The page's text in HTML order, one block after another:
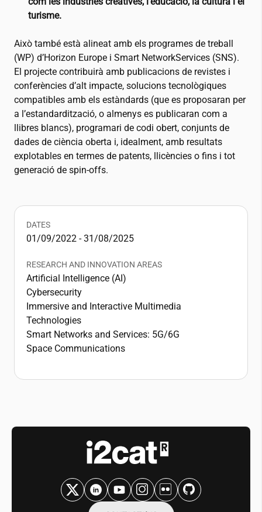
turisme.
Això també està alineat amb els programes de treball
(WP) d’Horizon Europe i Smart NetworkServices (SNS).
El projecte contribuirà amb publicacions de revistes i
conferències d’alt impacte, solucions tecnològiques
compatibles amb els estàndards (que es proposaran per
a l’estandardització, o almenys es publicaran com a
llibres blancs), programari de codi obert, conjunts de
dades de ciència oberta i, idealment, amb resultats
explotables en termes de patents, llicències o fins i tot
generació de spin-offs.
DATES
01/09/2022 - 31/08/2025
RESEARCH AND INNOVATION AREAS
Artificial Intelligence (AI)
Cybersecurity
Immersive and Interactive Multimedia
Technologies
Smart Networks and Services: 5G/6G
Space Communications